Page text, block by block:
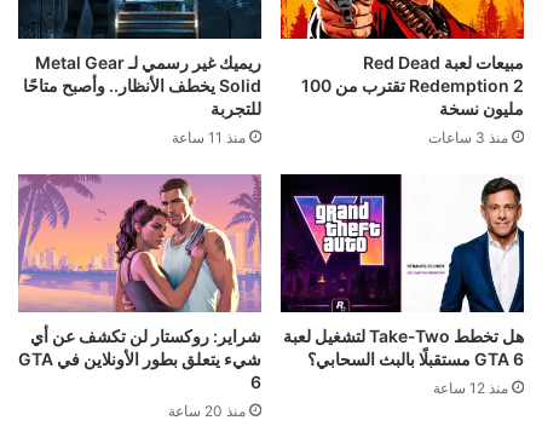
مبيعات لعبة Red Dead
Redemption 2 تقترب من 100
مليون نسخة
منذ 3 ساعات
ريميك غير رسمي لـ Metal Gear
Solid يخطف الأنظار.. وأصبح متاحًا
للتجربة
منذ 11 ساعة
هل تخطط Take-Two لتشغيل لعبة
GTA 6 مستقبلًا بالبث السحابي؟
منذ 12 ساعة
شراير: روكستار لن تكشف عن أي
شيء يتعلق بطور الأونلاين في GTA
6
منذ 20 ساعة